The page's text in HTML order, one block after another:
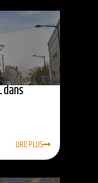
dans
LIRE PLUS